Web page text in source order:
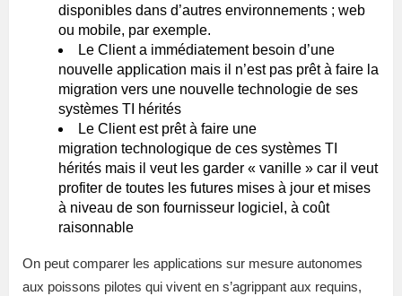
disponibles dans d’autres environnements ; web
ou mobile, par exemple.
Le Client a immédiatement besoin d’une
nouvelle application mais il n’est pas prêt à faire la
migration vers une nouvelle technologie de ses
systèmes TI hérités
Le Client est prêt à faire une
migration technologique de ces systèmes TI
hérités mais il veut les garder « vanille » car il veut
profiter de toutes les futures mises à jour et mises
à niveau de son fournisseur logiciel, à coût
raisonnable
On peut comparer les applications sur mesure autonomes
aux poissons pilotes qui vivent en s’agrippant aux requins,